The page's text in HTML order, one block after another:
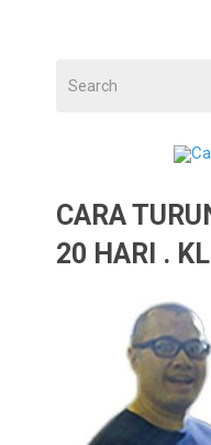
CARA
20 HARI .